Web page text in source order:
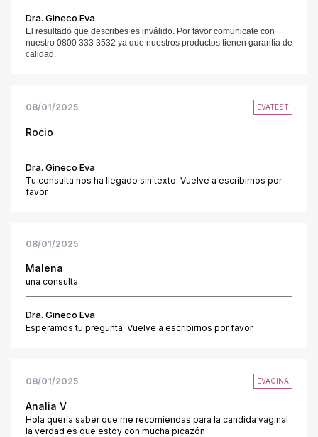
Dra. Gineco Eva
El resultado que describes es inválido. Por favor comunicate con
nuestro 0800 333 3532 ya que nuestros productos tienen garantía de
calidad.
08/01/2025 EVATEST
Rocio
Dra. Gineco Eva
Tu consulta nos ha llegado sin texto. Vuelve a escribirnos por
favor.
08/01/2025
Malena
una consulta
Dra. Gineco Eva
Esperamos tu pregunta. Vuelve a escribirnos por favor.
08/01/2025 EVAGINA
Analia V
Hola quería saber que me recomiendas para la candida vaginal
la verdad es que estoy con mucha picazón